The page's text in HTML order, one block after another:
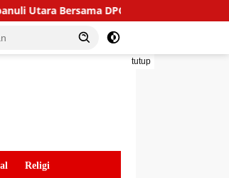
DPC Partai Demokrat Gelar Gotong
tutup
Religi